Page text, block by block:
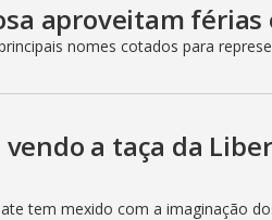
aproveitam férias
nomes cotados para
a taça da
tem mexido com a imaginação